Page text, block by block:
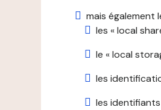
mais également
les « local
le « local
les
les